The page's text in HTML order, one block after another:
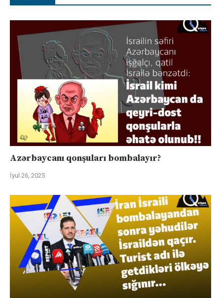
Azərbaycanı qonşuları bombalayır?
İyul 26, 2025